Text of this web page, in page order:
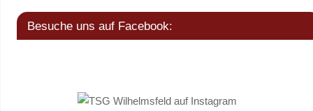
Besuche uns auf Facebook: